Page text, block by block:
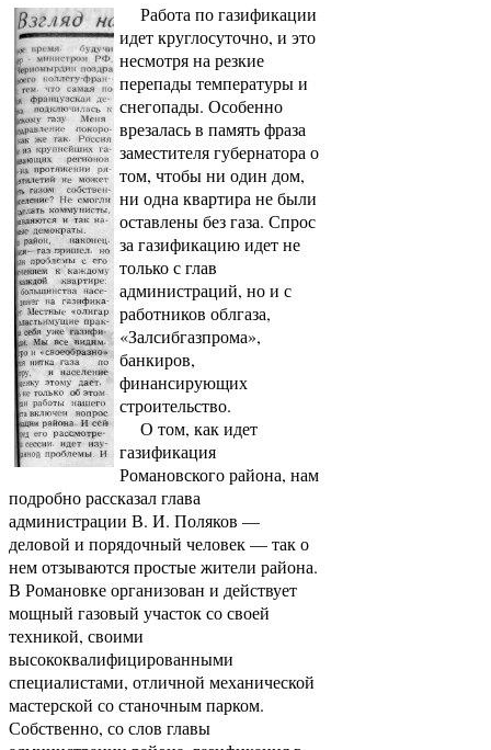
Работа по газификации
идет круглосуточно, и это
несмотря на резкие
перепады температуры и
снегопады. Особенно
врезалась в память фраза
заместителя губернатора о
том, чтобы ни один дом,
ни одна квартира не были
оставлены без газа. Спрос
за газификацию идет не
только с глав
администраций, но и с
работников облгаза,
«Залсибгазпрома»,
банкиров,
финансирующих
строительство.
О том, как идет
газификация
Романовского района, нам
подробно рассказал глава
администрации В. И. Поляков —
деловой и порядочный человек — так о
нем отзываются простые жители района.
В Романовке организован и действует
мощный газовый участок со своей
техникой, своими
высококвалифицированными
специалистами, отличной механической
мастерской со станочным парком.
Собственно, со слов главы